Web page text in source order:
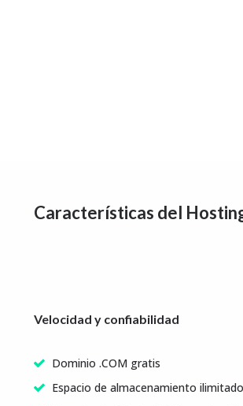
Características del
Velocidad y confiabilidad
Dominio .COM gratis
Espacio de almacenamiento